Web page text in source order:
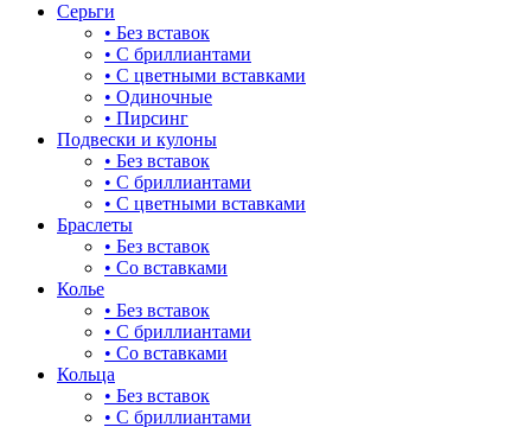
Серьги
• Без вставок
• С бриллиантами
• С цветными вставками
• Одиночные
• Пирсинг
Подвески и кулоны
• Без вставок
• С бриллиантами
• С цветными вставками
Браслеты
• Без вставок
• Со вставками
Колье
• Без вставок
• С бриллиантами
• Со вставками
Кольца
• Без вставок
• С бриллиантами